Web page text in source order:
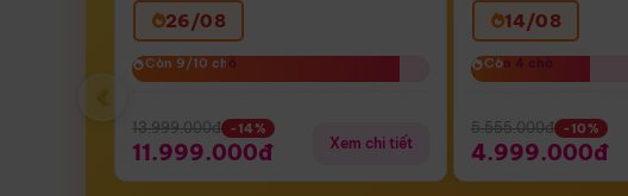
26/08
Còn 9/10 chỗ
Còn 9/10 chỗ
13.999.000đ -14%
11.999.000đ Xem chi tiết
14/08
Còn 4 chỗ
Còn 4 chỗ
5.555.000đ -10%
4.999.000đ
‹